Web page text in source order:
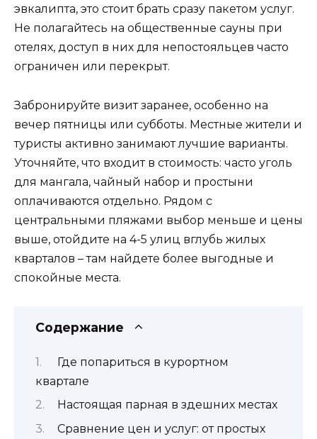
эвкалипта, это стоит брать сразу пакетом услуг.
Не полагайтесь на общественные сауны при
отелях, доступ в них для непостояльцев часто
ограничен или перекрыт.
Забронируйте визит заранее, особенно на
вечер пятницы или субботы. Местные жители и
туристы активно занимают лучшие варианты.
Уточняйте, что входит в стоимость: часто уголь
для мангала, чайный набор и простыни
оплачиваются отдельно. Рядом с
центральными пляжами выбор меньше и цены
выше, отойдите на 4-5 улиц вглубь жилых
кварталов – там найдете более выгодные и
спокойные места.
Содержание
Где попариться в курортном
квартале
Настоящая парная в здешних местах
Сравнение цен и услуг: от простых